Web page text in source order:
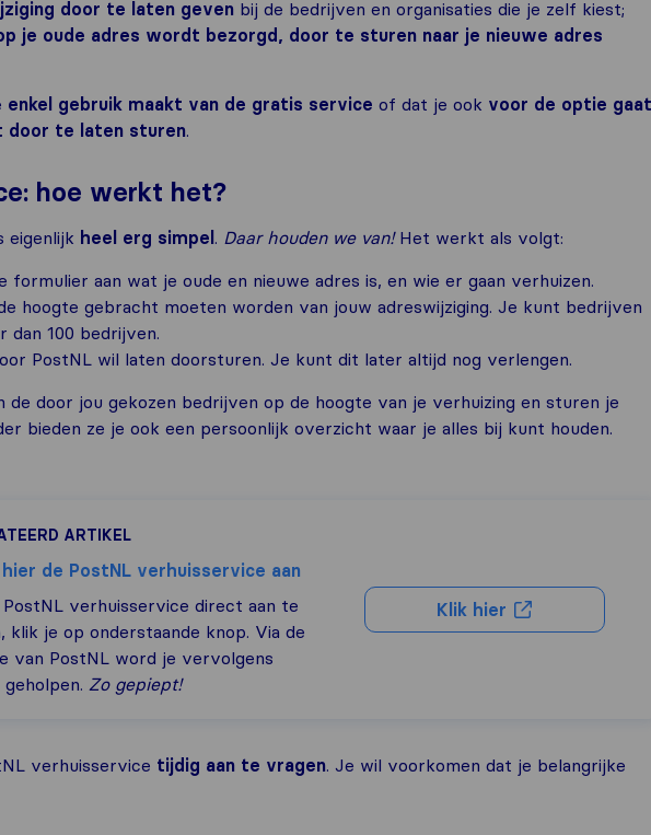
door te laten geven bij de bedrijven en organisaties die je zelf kiest;
je oude adres wordt bezorgd, door te sturen naar je nieuwe adres
enkel gebruik maakt van de gratis service of dat je ook voor de optie gaat
door te laten sturen.
hoe werkt het?
eigenlijk heel erg simpel . Daar houden we van!Het werkt als volgt:
aan wat je oude en nieuwe adres is, en wie er gaan verhuizen.
hoogte gebracht moeten worden van jouw adreswijziging. Je kunt bedrijven
100 bedrijven.
PostNL wil laten doorsturen. Je kunt dit later altijd nog verlengen.
door jou gekozen bedrijven op de hoogte van je verhuizing en sturen je
bieden ze je ook een persoonlijk overzicht waar je alles bij kunt houden.
ARTIKEL
de PostNL verhuisservice aan
PostNL verhuisservice direct aan te
klik je op onderstaande knop. Via de
van PostNL word je vervolgens
Zo gepiept!
Klik hier
verhuisservice tijdig aan te vragen. Je wil voorkomen dat je belangrijke